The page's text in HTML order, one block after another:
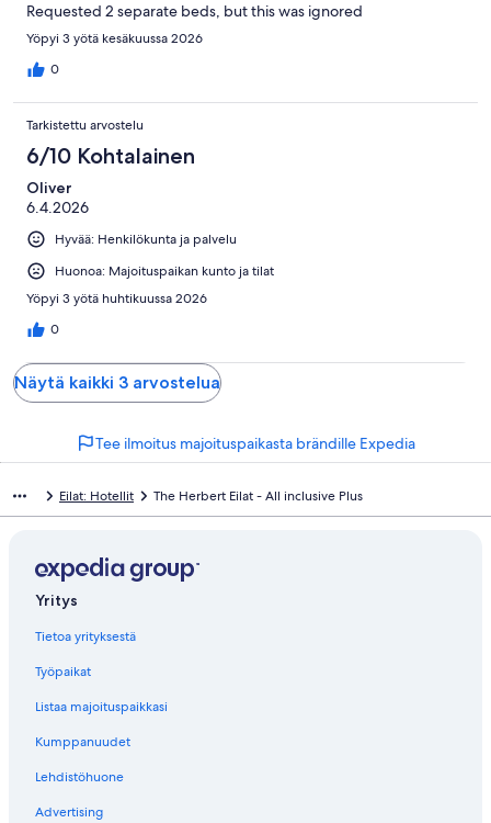
Requested 2 separate beds, but this was ignored
Yöpyi 3 yötä kesäkuussa 2026
0
Tarkistettu arvostelu
6/10 Kohtalainen
Oliver
6.4.2026
Hyvää: Henkilökunta ja palvelu
Huonoa: Majoituspaikan kunto ja tilat
Yöpyi 3 yötä huhtikuussa 2026
0
Näytä kaikki 3 arvostelua
Tee ilmoitus majoituspaikasta brändille Expedia
Eilat: Hotellit The Herbert Eilat - All inclusive Plus
Yritys
Tietoa yrityksestä
Työpaikat
Listaa majoituspaikkasi
Kumppanuudet
Lehdistöhuone
Advertising